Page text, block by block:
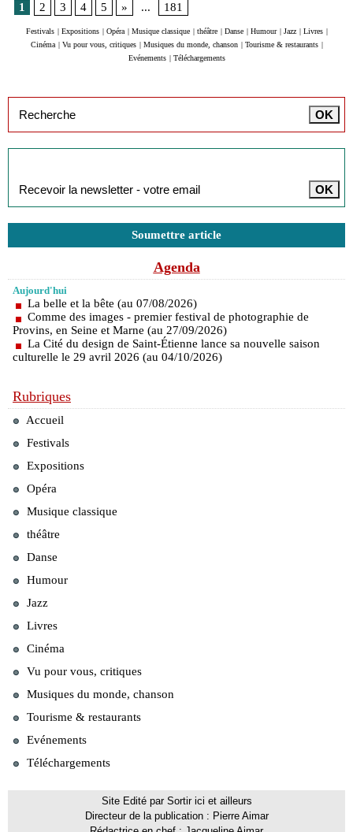
1
2 3 4 5 » ... 181
Festivals Expositions Opéra Musique classique théâtre Danse Humour Jazz Livres
Cinéma
Vu pour vous, critiques Musiques du monde, chanson Tourisme & restaurants
Evénements
Téléchargements
Soumettre article
Agenda
Aujourd'hui
La belle et la bête (au 07/08/2026)
Comme des images - premier festival de photographie de
Provins, en Seine et Marne (au 27/09/2026)
La Cité du design de Saint-Étienne lance sa nouvelle saison
culturelle le 29 avril 2026 (au 04/10/2026)
Rubriques
Accueil
Festivals
Expositions
Opéra
Musique classique
théâtre
Danse
Humour
Jazz
Livres
Cinéma
Vu pour vous, critiques
Musiques du monde, chanson
Tourisme & restaurants
Evénements
Téléchargements
Site Edité par Sortir ici et ailleurs
Directeur de la publication : Pierre Aimar